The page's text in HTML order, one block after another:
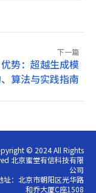
下一篇
势：超越生成模
算法与实践指南
© 2024 All Rights
北京蜜堂有信科技有限
公司
址：北京市朝阳区光华路
和乔大厦C座1508